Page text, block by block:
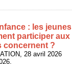
: les jeunes
participer aux
concernent ?
28 avril 2026